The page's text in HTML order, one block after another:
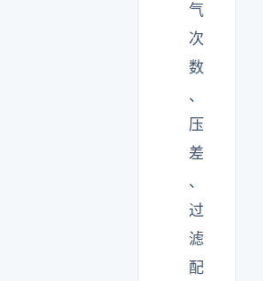
气
次
数
、
压
差
、
过
滤
配